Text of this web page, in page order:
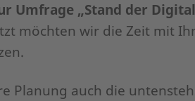
Umfrage „Stand der
möchten wir die Zeit mit
Planung auch die